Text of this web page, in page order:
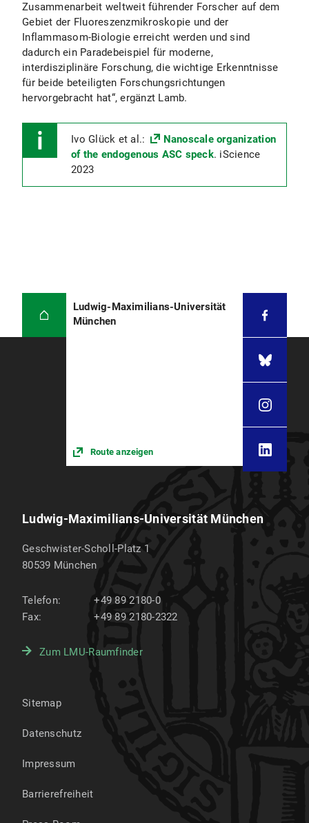
Zusammenarbeit weltweit führender Forscher auf dem
Gebiet der Fluoreszenzmikroskopie und der
Inflammasom-Biologie erreicht werden und sind
dadurch ein Paradebeispiel für moderne,
interdisziplinäre Forschung, die wichtige Erkenntnisse
für beide beteiligten Forschungsrichtungen
hervorgebracht hat“, ergänzt Lamb.
Ivo Glück et al.:
Nanoscale organization
of the endogenous ASC speck. iScience
2023
Ludwig-Maximilians-Universität
München
Route anzeigen
Ludwig-Maximilians-Universität München
Geschwister-Scholl-Platz 1
80539 München
Telefon:
+49 89 2180-0
Fax:
+49 89 2180-2322
Zum LMU-Raumfinder
Sitemap
Datenschutz
Impressum
Barrierefreiheit